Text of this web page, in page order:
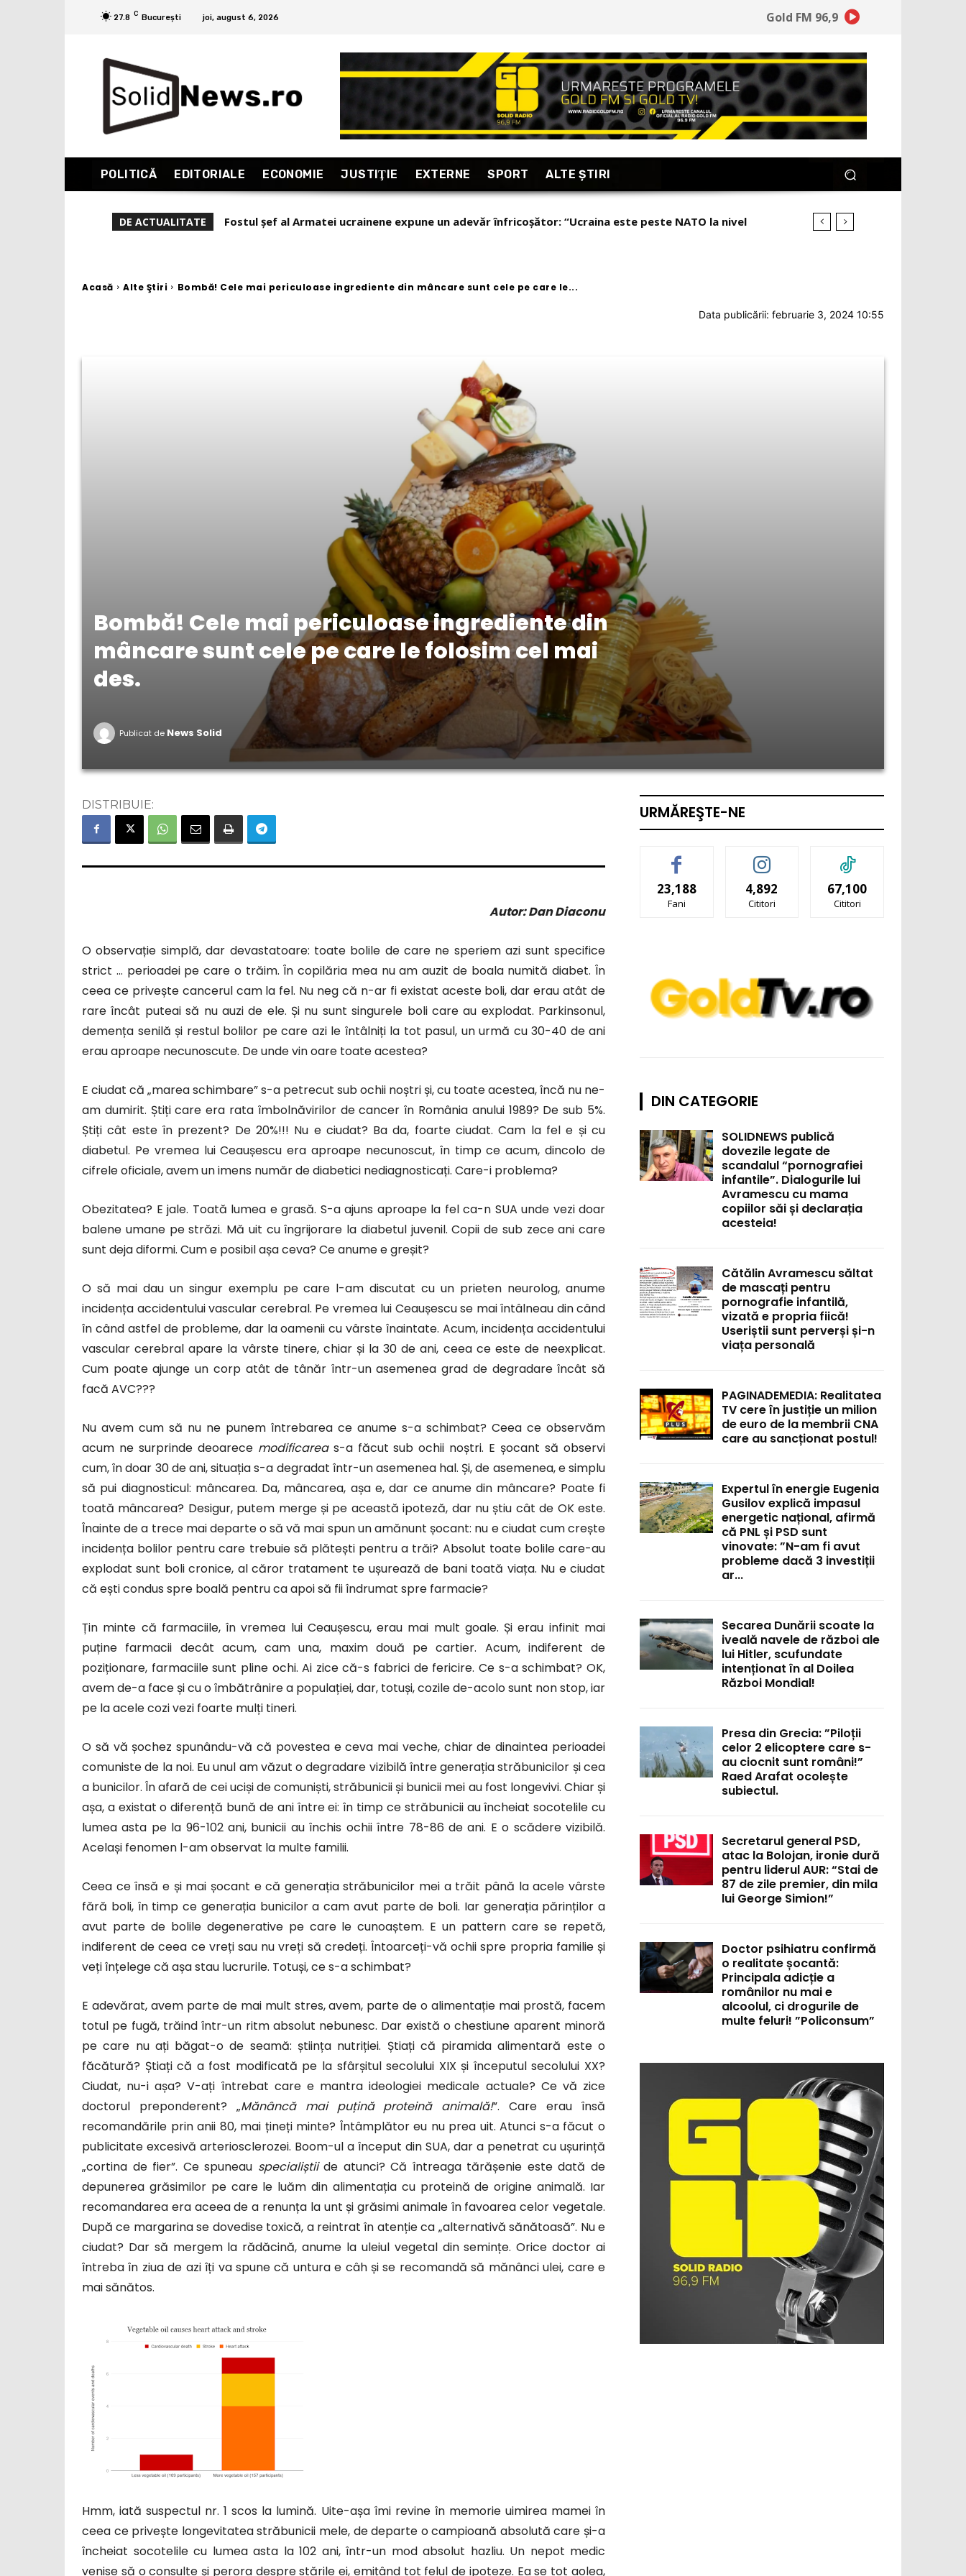
27.8 C București joi, august 6, 2026 Gold FM 96,9
POLITICĂ EDITORIALE ECONOMIE JUSTIŢIE EXTERNE SPORT ALTE ŞTIRI
DE ACTUALITATE
SOLIDNEWS publică dovezile legate de scandalul “pornografiei infantile”. Dialogurile lui Avramescu
Acasă Alte Ştiri Bombă! Cele mai periculoase ingrediente din mâncare sunt cele pe care le...
Data publicării: februarie 3, 2024 10:55
Bombă! Cele mai periculoase ingrediente din
mâncare sunt cele pe care le folosim cel mai
des.
Publicat de News Solid
DISTRIBUIE:
Autor: Dan Diaconu
O observație simplă, dar devastatoare: toate bolile de care ne speriem azi sunt specifice
strict … perioadei pe care o trăim. În copilăria mea nu am auzit de boala numită diabet. În
ceea ce privește cancerul cam la fel. Nu neg că n-ar fi existat aceste boli, dar erau atât de
rare încât puteai să nu auzi de ele. Și nu sunt singurele boli care au explodat. Parkinsonul,
demența senilă și restul bolilor pe care azi le întâlniți la tot pasul, un urmă cu 30-40 de ani
erau aproape necunoscute. De unde vin oare toate acestea?
E ciudat că „marea schimbare” s-a petrecut sub ochii noștri și, cu toate acestea, încă nu ne-
am dumirit. Știți care era rata îmbolnăvirilor de cancer în România anului 1989? De sub 5%.
Știți cât este în prezent? De 20%!!! Nu e ciudat? Ba da, foarte ciudat. Cam la fel e și cu
diabetul. Pe vremea lui Ceaușescu era aproape necunoscut, în timp ce acum, dincolo de
cifrele oficiale, avem un imens număr de diabetici nediagnosticați. Care-i problema?
Obezitatea? E jale. Toată lumea e grasă. S-a ajuns aproape la fel ca-n SUA unde vezi doar
balene umane pe străzi. Mă uit cu îngrijorare la diabetul juvenil. Copii de sub zece ani care
sunt deja diformi. Cum e posibil așa ceva? Ce anume e greșit?
O să mai dau un singur exemplu pe care l-am discutat cu un prieten neurolog, anume
incidența accidentului vascular cerebral. Pe vremea lui Ceaușescu se mai întâlneau din când
în când astfel de probleme, dar la oamenii cu vârste înaintate. Acum, incidența accidentului
vascular cerebral apare la vârste tinere, chiar și la 30 de ani, ceea ce este de neexplicat.
Cum poate ajunge un corp atât de tânăr într-un asemenea grad de degradare încât să
facă AVC???
Nu avem cum să nu ne punem întrebarea ce anume s-a schimbat? Ceea ce observăm
acum ne surprinde deoarece modificareas-a făcut sub ochii noștri. E șocant să observi
cum, în doar 30 de ani, situația s-a degradat într-un asemenea hal. Și, de asemenea, e simplu
să pui diagnosticul: mâncarea. Da, mâncarea, așa e, dar ce anume din mâncare? Poate fi
toată mâncarea? Desigur, putem merge și pe această ipoteză, dar nu știu cât de OK este.
Înainte de a trece mai departe o să vă mai spun un amănunt șocant: nu e ciudat cum crește
incidența bolilor pentru care trebuie să plătești pentru a trăi? Absolut toate bolile care-au
explodat sunt boli cronice, al căror tratament te ușurează de bani toată viața. Nu e ciudat
că ești condus spre boală pentru ca apoi să fii îndrumat spre farmacie?
Țin minte că farmaciile, în vremea lui Ceaușescu, erau mai mult goale. Și erau infinit mai
puține farmacii decât acum, cam una, maxim două pe cartier. Acum, indiferent de
poziționare, farmaciile sunt pline ochi. Ai zice că-s fabrici de fericire. Ce s-a schimbat? OK,
avem de-a face și cu o îmbătrânire a populației, dar, totuși, cozile de-acolo sunt non stop, iar
pe la acele cozi vezi foarte mulți tineri.
O să vă șochez spunându-vă că povestea e ceva mai veche, chiar de dinaintea perioadei
comuniste de la noi. Eu unul am văzut o degradare vizibilă între generația străbunicilor și cea
a bunicilor. În afară de cei uciși de comuniști, străbunicii și bunicii mei au fost longevivi. Chiar și
așa, a existat o diferență bună de ani între ei: în timp ce străbunicii au încheiat socotelile cu
lumea asta pe la 96-102 ani, bunicii au închis ochii între 78-86 de ani. E o scădere vizibilă.
Același fenomen l-am observat la multe familii.
Ceea ce însă e și mai șocant e că generația străbunicilor mei a trăit până la acele vârste
fără boli, în timp ce generația bunicilor a cam avut parte de boli. Iar generația părinților a
avut parte de bolile degenerative pe care le cunoaștem. E un pattern care se repetă,
indiferent de ceea ce vreți sau nu vreți să credeți. Întoarceți-vă ochii spre propria familie și
veți înțelege că așa stau lucrurile. Totuși, ce s-a schimbat?
E adevărat, avem parte de mai mult stres, avem, parte de o alimentație mai prostă, facem
totul pe fugă, trăind într-un ritm absolut nebunesc. Dar există o chestiune aparent minoră
pe care nu ați băgat-o de seamă: știința nutriției. Știați că piramida alimentară este o
făcătură? Știați că a fost modificată pe la sfârșitul secolului XIX și începutul secolului XX?
Ciudat, nu-i așa? V-ați întrebat care e mantra ideologiei medicale actuale? Ce vă zice
doctorul preponderent? „Mănâncă mai puțină proteină animală!”. Care erau însă
recomandările prin anii 80, mai țineți minte? Întâmplător eu nu prea uit. Atunci s-a făcut o
publicitate excesivă arteriosclerozei. Boom-ul a început din SUA, dar a penetrat cu ușurință
„cortina de fier”. Ce spuneau specialiștiide atunci? Că întreaga tărășenie este dată de
depunerea grăsimilor pe care le luăm din alimentația cu proteină de origine animală. Iar
recomandarea era aceea de a renunța la unt și grăsimi animale în favoarea celor vegetale.
După ce margarina se dovedise toxică, a reintrat în atenție ca „alternativă sănătoasă”. Nu e
ciudat? Dar să mergem la rădăcină, anume la uleiul vegetal din semințe. Orice doctor ai
întreba în ziua de azi îți va spune că untura e câh și se recomandă să mănânci ulei, care e
mai sănătos.
Hmm, iată suspectul nr. 1 scos la lumină. Uite-așa îmi revine în memorie uimirea mamei în
ceea ce privește longevitatea străbunicii mele, de departe o campioană absolută care și-a
încheiat socotelile cu lumea asta la 102 ani, într-un mod absolut hazliu. Un nepot medic
venise să o consulte și perora despre stările ei, emițând tot felul de ipoteze. Ea se tot aolea,
URMĂREŞTE-NE
23,188
Fani
4,892
Cititori
67,100
Cititori
DIN CATEGORIE
SOLIDNEWS publică
dovezile legate de
scandalul “pornografiei
infantile”. Dialogurile lui
Avramescu cu mama
copiilor săi și declarația
acesteia!
Cătălin Avramescu săltat
de mascați pentru
pornografie infantilă,
vizată e propria fiică!
Useriștii sunt perverși și-n
viața personală
PAGINADEMEDIA: Realitatea
TV cere în justiție un milion
de euro de la membrii CNA
care au sancționat postul!
Expertul în energie Eugenia
Gusilov explică impasul
energetic național, afirmă
că PNL și PSD sunt
vinovate: ”N-am fi avut
probleme dacă 3 investiții
ar...
Secarea Dunării scoate la
iveală navele de război ale
lui Hitler, scufundate
intenționat în al Doilea
Război Mondial!
Presa din Grecia: ”Piloții
celor 2 elicoptere care s-
au ciocnit sunt români!”
Raed Arafat ocolește
subiectul.
Secretarul general PSD,
atac la Bolojan, ironie dură
pentru liderul AUR: “Stai de
87 de zile premier, din mila
lui George Simion!”
Doctor psihiatru confirmă
o realitate șocantă:
Principala adicție a
românilor nu mai e
alcoolul, ci drogurile de
multe feluri! ”Policonsum”